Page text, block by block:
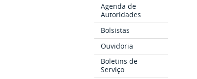
Agenda de
Autoridades
Bolsistas
Ouvidoria
Boletins de
Serviço